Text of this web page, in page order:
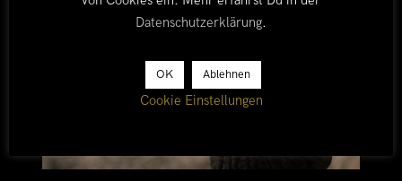
Datenschutzerklärung.
OK Ablehnen
Cookie Einstellungen